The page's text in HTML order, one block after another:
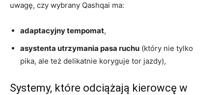
uwagę, czy wybrany Qashqai ma:
adaptacyjny tempomat,
asystenta utrzymania pasa ruchu (który nie tylko
pika, ale też delikatnie koryguje tor jazdy),
Systemy, które odciążają kierowcę w